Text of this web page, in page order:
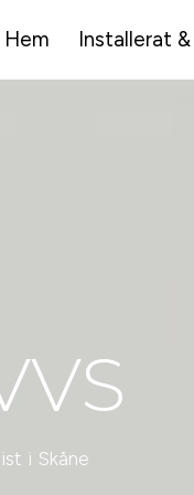
Hem Installerat
i Skåne